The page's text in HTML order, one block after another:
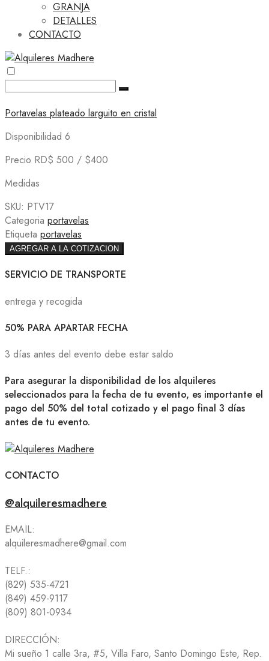
GRANJA
DETALLES
CONTACTO
Portavelas plateado larguito en cristal
Disponibilidad 6
Precio RD$ 500 / $400
Medidas
SKU: PTV17
Categoria portavelas
Etiqueta portavelas
AGREGAR A LA COTIZACION
SERVICIO DE TRANSPORTE
entrega y recogida
50% PARA APARTAR FECHA
3 días antes del evento debe estar saldo
Para asegurar la disponibilidad de los alquileres
seleccionados para la fecha de tu evento, es importante el
pago del 50% del total cotizado y el pago final 3 días
antes de tu evento.
CONTACTO
@alquileresmadhere
EMAIL:
alquileresmadhere@gmail.com
TELF.:
(829) 535-4721
(849) 459-9117
(809) 801-0934
DIRECCIÓN:
Mi sueño 1 calle 3ra, #5, Villa Faro, Santo Domingo Este, Rep.